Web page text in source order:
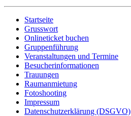
Startseite
Grusswort
Onlineticket buchen
Gruppenführung
Veranstaltungen und Termine
Besucherinformationen
Trauungen
Raumanmietung
Fotoshooting
Impressum
Datenschutzerklärung (DSGVO)